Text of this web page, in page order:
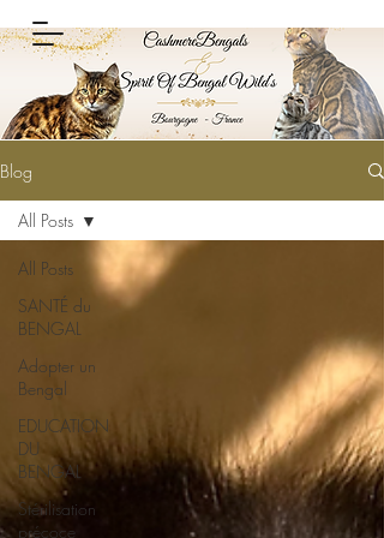
Blog
All Posts
SANTÉ du
BENGAL
Adopter un
Bengal
EDUCATION
DU
BENGAL
Stérilisation
précoce
All Posts